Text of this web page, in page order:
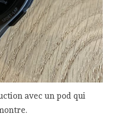
avec un pod qui